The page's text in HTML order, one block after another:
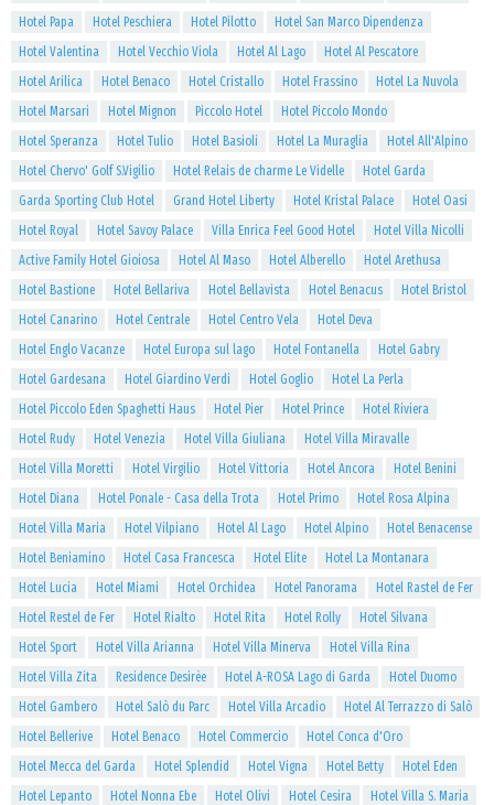
Hotel Papa
Hotel Peschiera Hotel Pilotto
Hotel San Marco Dipendenza
Hotel Valentina
Hotel Vecchio Viola Hotel Al Lago
Hotel Al Pescatore
Hotel Arilica
Hotel Benaco Hotel Cristallo Hotel Frassino
Hotel La Nuvola
Hotel Marsari
Hotel Mignon Piccolo Hotel
Hotel Piccolo Mondo
Hotel Speranza
Hotel Tulio Hotel Basioli Hotel La Muraglia
Hotel All'Alpino
Hotel Chervo' Golf S.Vigilio
Hotel Relais de charme Le Videlle
Hotel Garda
Garda Sporting Club Hotel
Grand Hotel Liberty Hotel Kristal Palace
Hotel Oasi
Hotel Royal
Hotel Savoy Palace Villa Enrica Feel Good Hotel
Hotel Villa Nicolli
Active Family Hotel Gioiosa
Hotel Al Maso Hotel Alberello
Hotel Arethusa
Hotel Bastione
Hotel Bellariva Hotel Bellavista Hotel Benacus
Hotel Bristol
Hotel Canarino
Hotel Centrale Hotel Centro Vela
Hotel Deva
Hotel Englo Vacanze
Hotel Europa sul lago Hotel Fontanella
Hotel Gabry
Hotel Gardesana
Hotel Giardino Verdi Hotel Goglio
Hotel La Perla
Hotel Piccolo Eden Spaghetti Haus
Hotel Pier Hotel Prince
Hotel Riviera
Hotel Rudy
Hotel Venezia Hotel Villa Giuliana
Hotel Villa Miravalle
Hotel Villa Moretti
Hotel Virgilio Hotel Vittoria Hotel Ancora
Hotel Benini
Hotel Diana
Hotel Ponale - Casa della Trota Hotel Primo
Hotel Rosa Alpina
Hotel Villa Maria
Hotel Vilpiano Hotel Al Lago Hotel Alpino
Hotel Benacense
Hotel Beniamino
Hotel Casa Francesca Hotel Elite
Hotel La Montanara
Hotel Lucia
Hotel Miami Hotel Orchidea Hotel Panorama
Hotel Rastel de Fer
Hotel Restel de Fer
Hotel Rialto Hotel Rita Hotel Rolly
Hotel Silvana
Hotel Sport
Hotel Villa Arianna Hotel Villa Minerva
Hotel Villa Rina
Hotel Villa Zita
Residence Desirèe Hotel A-ROSA Lago di Garda
Hotel Duomo
Hotel Gambero
Hotel Salò du Parc Hotel Villa Arcadio
Hotel Al Terrazzo di Salò
Hotel Bellerive
Hotel Benaco Hotel Commercio
Hotel Conca d'Oro
Hotel Mecca del Garda
Hotel Splendid Hotel Vigna Hotel Betty
Hotel Eden
Hotel Lepanto
Hotel Nonna Ebe Hotel Olivi Hotel Cesira
Hotel Villa S. Maria